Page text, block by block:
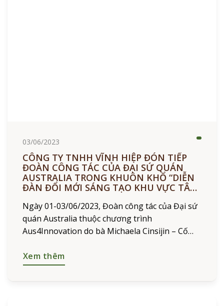
03/06/2023
CÔNG TY TNHH VĨNH HIỆP ĐÓN TIẾP
ĐOÀN CÔNG TÁC CỦA ĐẠI SỨ QUÁN
AUSTRALIA TRONG KHUÔN KHỔ “DIỄN
ĐÀN ĐỔI MỚI SÁNG TẠO KHU VỰC TÂY
Ngày 01-03/06/2023, Đoàn công tác của Đại sứ
quán Australia thuộc chương trình
Aus4Innovation do bà Michaela Cinsijin – Cố
chống chịu nông nghiệp và thực
Xem thêm